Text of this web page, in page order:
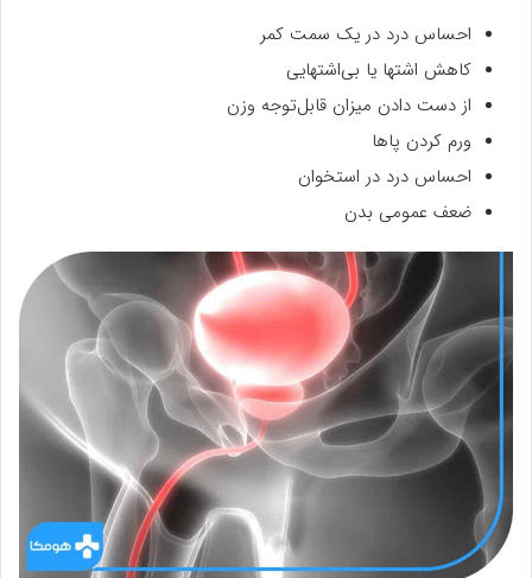
احساس درد در یک سمت کمر
کاهش اشتها یا بی‌اشتهایی
از دست دادن میزان قابل‌توجه وزن
ورم کردن پاها
احساس درد در استخوان
ضعف عمومی بدن